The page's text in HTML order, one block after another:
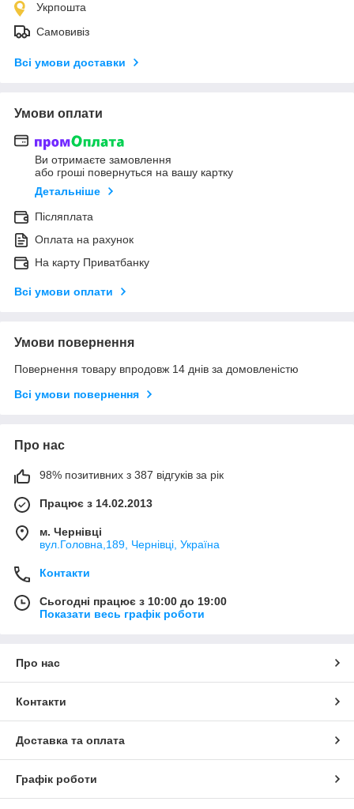
Укрпошта
Самовивіз
Всі умови доставки
Умови оплати
Ви отримаєте замовлення
або гроші повернуться на вашу картку
Детальніше
Післяплата
Оплата на рахунок
На карту Приватбанку
Всі умови оплати
Умови повернення
Повернення товару впродовж 14 днів за домовленістю
Всі умови повернення
Про нас
98% позитивних з 387 відгуків за рік
Працює з 14.02.2013
м. Чернівці
вул.Головна,189, Чернівці, Україна
Контакти
Сьогодні працює з 10:00 до 19:00
Показати весь графік роботи
Про нас
Контакти
Доставка та оплата
Графік роботи